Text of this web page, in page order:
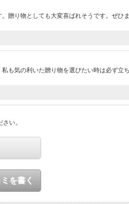
贈り物としても大変喜ばれそうです。ぜひ
も気の利いた贈り物を選びたい時は必ず立
い。
を書く